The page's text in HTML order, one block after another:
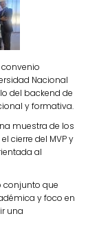
Nacional
del backend de
y formativa.
muestra de los
cierre del MVP y
al
conjunto que
y foco en
una